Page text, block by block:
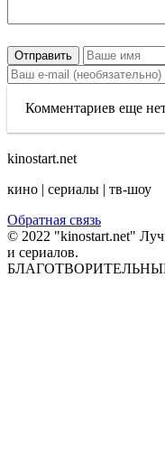
Отправить
Комментариев еще
kinostart.net
кино | сериалы | тв-шоу
Обратная связь
© 2022 "kinostart.net"
и сериалов.